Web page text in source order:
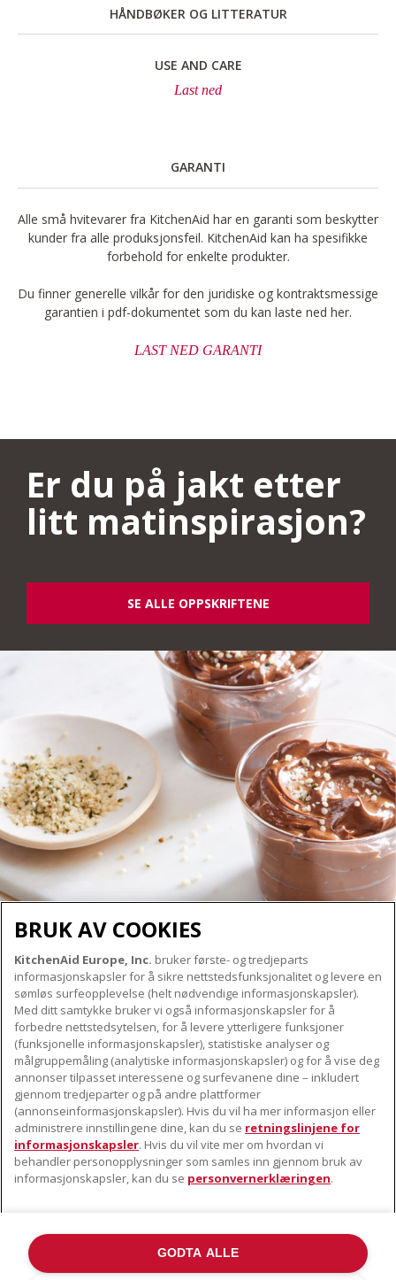
HÅNDBØKER OG LITTERATUR
USE AND CARE
Last ned
GARANTI
Alle små hvitevarer fra KitchenAid har en garanti som beskytter
kunder fra alle produksjonsfeil. KitchenAid kan ha spesifikke
forbehold for enkelte produkter.
Du finner generelle vilkår for den juridiske og kontraktsmessige
garantien i pdf-dokumentet som du kan laste ned her.
LAST NED GARANTI
Er du på jakt etter
litt matinspirasjon?
SE ALLE OPPSKRIFTENE
OM KITCHENAID
Merkets kjerne
Merkehistorie
ODR
VÅRE PRODUKTER
Små apparater
Produkttilbehør
KUNDESERVICE
Finn et servicesenter nær deg
Garanti og dokumenter
Kontaktinformasjon
FØLG OSS
©2022 Alle rettigheter forbeholdt. KitchenAid og designen til
BRUK AV COOKIES
KitchenAid Europe, Inc. bruker første- og tredjeparts
informasjonskapsler for å sikre nettstedsfunksjonalitet og levere en
sømløs surfeopplevelse (helt nødvendige informasjonskapsler).
Med ditt samtykke bruker vi også informasjonskapsler for å
forbedre nettstedsytelsen, for å levere ytterligere funksjoner
(funksjonelle informasjonskapsler), statistiske analyser og
målgruppemåling (analytiske informasjonskapsler) og for å vise deg
annonser tilpasset interessene og surfevanene dine – inkludert
gjennom tredjeparter og på andre plattformer
(annonseinformasjonskapsler). Hvis du vil ha mer informasjon eller
administrere innstillingene dine, kan du se retningslinjene for
informasjonskapsler. Hvis du vil vite mer om hvordan vi
behandler personopplysninger som samles inn gjennom bruk av
informasjonskapsler, kan du se personvernerklæringen.
GODTA ALLE